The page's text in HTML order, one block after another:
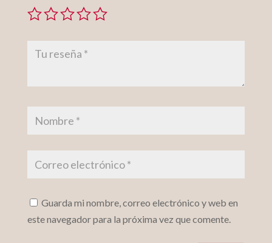
Guarda mi nombre, correo electrónico y web en
este navegador para la próxima vez que comente.